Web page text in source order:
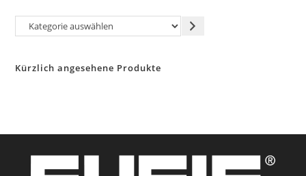
Kategorie
Kürzlich angesehene Produkte